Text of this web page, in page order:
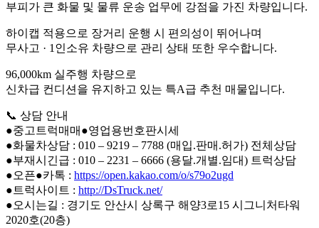
부피가 큰 화물 및 물류 운송 업무에 강점을 가진 차량입니다.
하이캡 적용으로 장거리 운행 시 편의성이 뛰어나며
무사고 · 1인소유 차량으로 관리 상태 또한 우수합니다.
96,000km 실주행 차량으로
신차급 컨디션을 유지하고 있는 특A급 추천 매물입니다.
📞 상담 안내
●중고트럭매매●영업용번호판시세
●화물차상담 : 010 – 9219 – 7788 (매입.판매.허가) 전체상담
●부재시긴급 : 010 – 2231 – 6666 (용달.개별.임대) 트럭상담
●오픈●카톡 : https://open.kakao.com/o/s79o2ugd
●트럭사이트 : http://DsTruck.net/
●오시는길 : 경기도 안산시 상록구 해양3로15 시그니처타워
2020호(20층)